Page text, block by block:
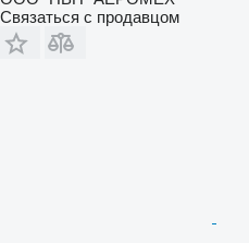
Связаться с продавцом